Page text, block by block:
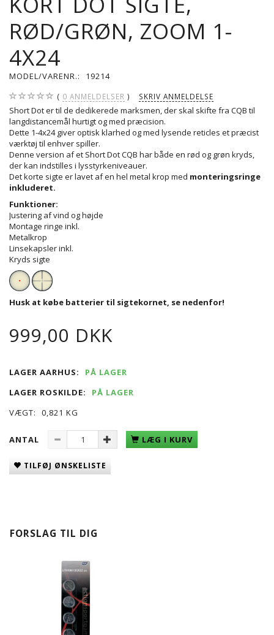
RØD/GRØN, ZOOM 1-
4X24
MODEL/VARENR.: 19214
0 ANMELDELSER SKRIV ANMELDELSE
Short Dot er til de dedikerede marksmen, der skal skifte fra CQB til
langdistancemål hurtigt og med præcision.
Dette 1-4x24 giver optisk klarhed og med lysende reticles et præcist
værktøj til enhver spiller.
Denne version af et Short Dot CQB har både en rød og grøn kryds,
der kan indstilles i lysstyrkeniveauer.
Det korte sigte er lavet af en hel metal krop med monteringsringe
inkluderet.
Funktioner:
Justering af vind og højde
Montage ringe inkl.
Metalkrop
Linsekapsler inkl.
Kryds sigte
Husk at købe batterier til sigtekornet, se nedenfor!
999,00 DKK
LAGER AARHUS:
PÅ LAGER
LAGER ROSKILDE:
PÅ LAGER
VÆGT:
0,821 KG
ANTAL LÆG I KURV
TILFØJ ØNSKELISTE
FORSLAG TIL DIG